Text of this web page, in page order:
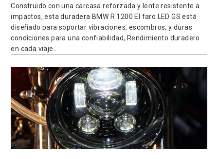
Construido con una carcasa reforzada y lente resistente a
impactos, esta duradera BMW R 1200 El faro LED GS está
diseñado para soportar vibraciones, escombros, y duras
condiciones para una confiabilidad, Rendimiento duradero
en cada viaje..